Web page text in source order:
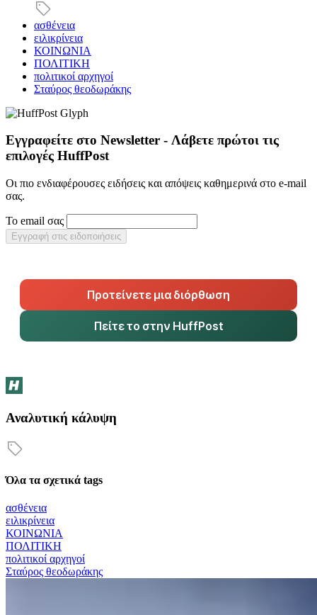
ασθένεια
ειλικρίνεια
ΚΟΙΝΩΝΙΑ
ΠΟΛΙΤΙΚΗ
πολιτικοί αρχηγοί
Σταύρος θεοδωράκης
Εγγραφείτε στο Newsletter - Λάβετε πρώτοι τις
επιλογές HuffPost
Οι πιο ενδιαφέρουσες ειδήσεις και απόψεις καθημερινά στο e-mail
σας.
Το email σας
Εγγραφή στις ειδοποιήσεις
Προτείνετε μια διόρθωση
Πείτε το στην HuffPost
Αναλυτική κάλυψη
Όλα τα σχετικά tags
ασθένεια
ειλικρίνεια
ΚΟΙΝΩΝΙΑ
ΠΟΛΙΤΙΚΗ
πολιτικοί αρχηγοί
Σταύρος θεοδωράκης